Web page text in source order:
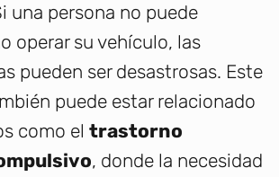
una persona no puede
operar su vehículo, las
pueden ser desastrosas. Este
puede estar relacionado
como el trastorno
, donde la necesidad